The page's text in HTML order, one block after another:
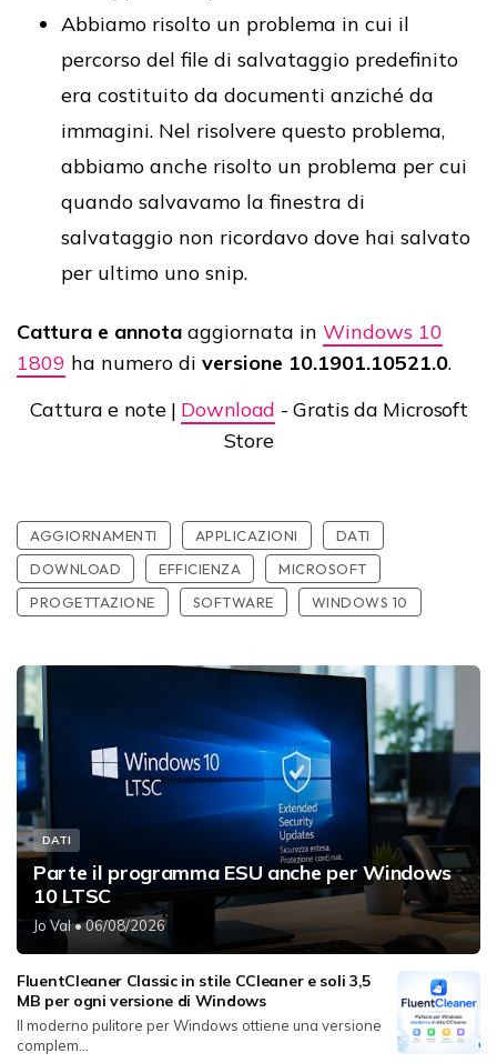
Abbiamo risolto un problema in cui il
percorso del file di salvataggio predefinito
era costituito da documenti anziché da
immagini. Nel risolvere questo problema,
abbiamo anche risolto un problema per cui
quando salvavamo la finestra di
salvataggio non ricordavo dove hai salvato
per ultimo uno snip.
Cattura e annota aggiornata in Windows 10
1809 ha numero di versione 10.1901.10521.0.
Cattura e note | Download - Gratis da Microsoft
Store
AGGIORNAMENTI APPLICAZIONI
DATI
DOWNLOAD
EFFICIENZA
MICROSOFT
PROGETTAZIONE
SOFTWARE WINDOWS 10
DATI
Parte il programma ESU anche per Windows
10 LTSC
Jo Val• 06/08/2026
FluentCleaner Classic in stile CCleaner e soli 3,5
MB per ogni versione di Windows
Il moderno pulitore per Windows ottiene una versione
complem...